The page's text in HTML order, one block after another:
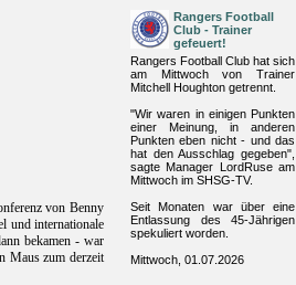
von Benny
und internationale
bekamen - war
Maus zum derzeit
Rangers Football
Club - Trainer
gefeuert!
Rangers Football Club hat sich
am Mittwoch von Trainer
Mitchell Houghton getrennt.
"Wir waren in einigen Punkten
einer Meinung, in anderen
Punkten eben nicht - und das
hat den Ausschlag gegeben",
sagte Manager LordRuse am
Mittwoch im SHSG-TV.
Seit Monaten war über eine
Entlassung des 45-Jährigen
spekuliert worden.
Mittwoch, 01.07.2026